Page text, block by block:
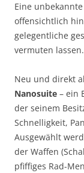
Eine
offensichtlich
gelegentliche
vermuten lassen.
Neu und direkt
Nanosuite – ein
der seinem
Schnelligkeit,
Ausgewählt
der Waffen
pfiffiges Rad-